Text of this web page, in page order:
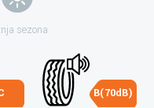
sezona
B(70dB)